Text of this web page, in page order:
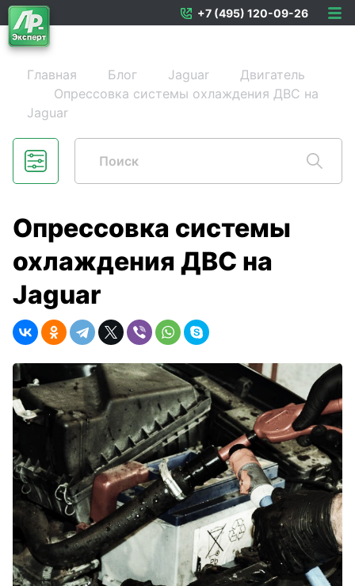
+7 (495) 120-09-26
Главная Блог Jaguar
Двигатель
Опрессовка системы охлаждения ДВС на
Jaguar